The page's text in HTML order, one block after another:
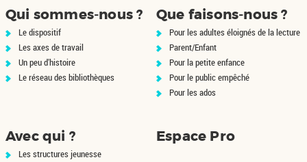
Qui sommes-nous ?
Le dispositif
Les axes de travail
Un peu d'histoire
Le réseau des bibliothèques
Que faisons-nous ?
Pour les adultes éloignés de la lecture
Parent/Enfant
Pour la petite enfance
Pour le public empêché
Pour les ados
Avec qui ?
Les structures jeunesse
Espace Pro